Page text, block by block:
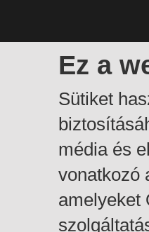
Ez a
Sütiket
média és
vonatkozó
amelyeket